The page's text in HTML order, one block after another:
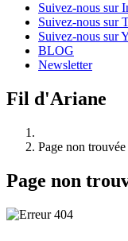
Suivez-nous sur
Suivez-nous sur
Suivez-nous sur
BLOG
Newsletter
Fil d'Ariane
Page non trouvée
Page non